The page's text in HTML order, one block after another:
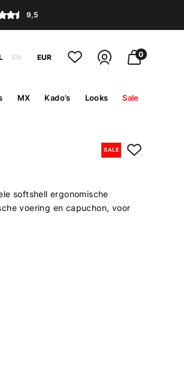
9,5
EN EUR 0
MX Kado’s Looks Sale
SALE
softshell ergonomische
voering en capuchon, voor